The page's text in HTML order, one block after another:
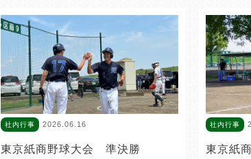
社内行事 2026.06.16
東京紙商野球大会 準決勝
社内行事
東京紙